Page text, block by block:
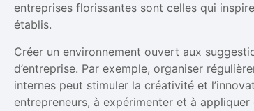
entreprises florissantes sont celles qui
établis.
Créer un environnement ouvert aux
d’entreprise. Par exemple, organiser
internes peut stimuler la créativité et
entrepreneurs, à expérimenter et à